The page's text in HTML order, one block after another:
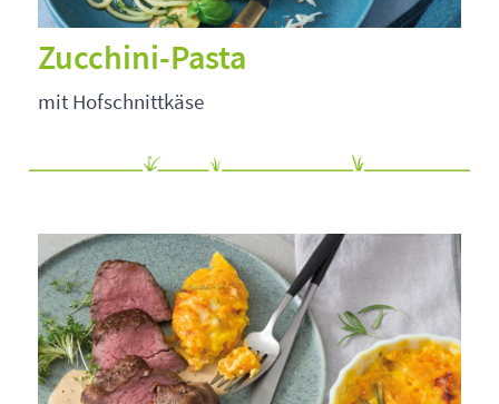
Zucchini-Pasta
mit Hofschnittkäse